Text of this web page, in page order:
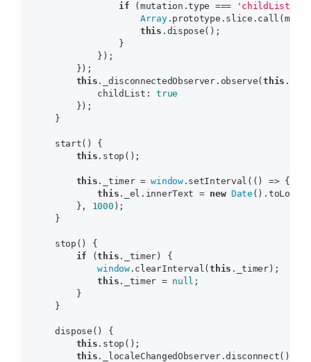
if (mutation.type === 'childList'
Array
this .dispose();
                }
            });
        });
this ._disconnectedObserver.observe(this
            childList:
true
        });
    }
    start() {
this .stop();
this ._timer = window.setInterval(() => {
this ._el.innerText = new Date
        },
1000 );
    }
    stop() {
if (this ._timer) {
window.clearInterval(this ._timer);
this ._timer = null ;
        }
    }
    dispose() {
this .stop();
this ._localeChangedObserver.disconnect();